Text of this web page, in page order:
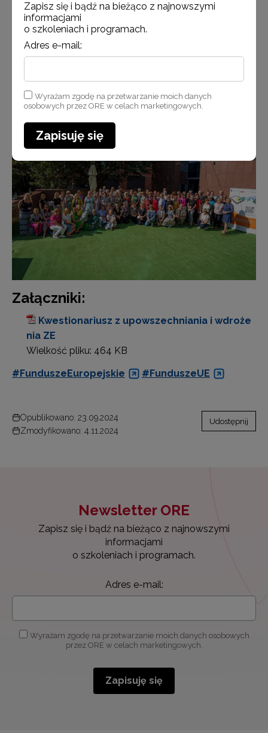
Uczestnicy konferencji
Załączniki:
Kwestionariusz z upowszechniania i wdroże
nia ZE
Wielkość pliku: 464 KB
#FunduszeEuropejskie
#FunduszeUE
Opublikowano: 23.09.2024
Zmodyfikowano: 4.11.2024
Udostępnij
Newsletter ORE
Zapisz się i bądź na bieżąco z najnowszymi
informacjami
o szkoleniach i programach.
Adres e-mail:
Wyrażam zgodę na przetwarzanie moich danych osobowych
przez ORE w celach marketingowych.
Zapisuję się
Zapisz się i bądź na bieżąco z najnowszymi
informacjami
o szkoleniach i programach.
Adres e-mail:
Wyrażam zgodę na przetwarzanie moich danych
osobowych przez ORE w celach marketingowych.
Zapisuję się